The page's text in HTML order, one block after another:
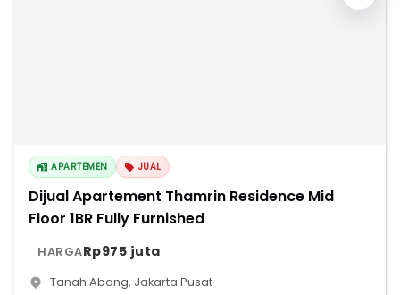
APARTEMEN JUAL
Dijual Apartement Thamrin Residence Mid
Floor 1BR Fully Furnished
HARGARp975 juta
Tanah Abang, Jakarta Pusat